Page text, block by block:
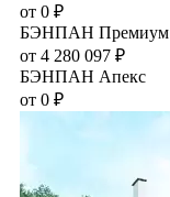
от 0 ₽
БЭНПАН Премиум
от 4 280 097 ₽
БЭНПАН Апекс
от 0 ₽